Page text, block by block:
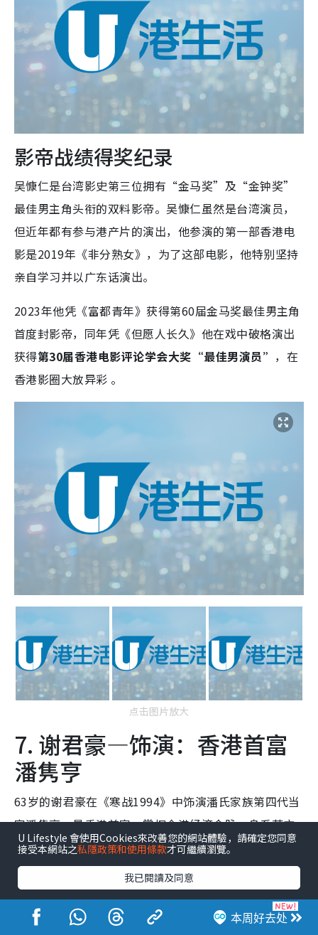
影帝战绩得奖纪录
吴慷仁是台湾影史第三位拥有“金马奖”及“金钟奖”
最佳男主角头衔的双料影帝。吴慷仁虽然是台湾演员，
但近年都有参与港产片的演出，他参演的第一部香港电
影是2019年《非分熟女》，为了这部电影，他特别坚持
亲自学习并以广东话演出。
2023年他凭《富都青年》获得第60届金马奖最佳男主角
首度封影帝，同年凭《但愿人长久》他在戏中破格演出
获得第30届香港电影评论学会大奖“最佳男演员” ，在
香港影圈大放异彩 。
点击图片放大
7. 谢君豪—饰演：香港首富
潘隽亨
63岁的谢君豪在《寒战1994》中饰演潘氏家族第四代当
家潘隽亨，是香港首富，掌握全港经济命脉，身系英方
政商纽带，在四方势力博弈中身处漩涡中心。
本周好去处
U Lifestyle 會使用Cookies來改善您的網站體驗，請確定您同意
接受本網站之私隱政策和使用條款才可繼續瀏覽。
我已閱讀及同意